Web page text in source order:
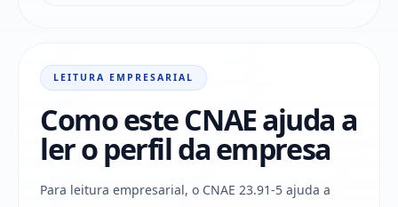
LEITURA EMPRESARIAL
Como este CNAE ajuda a
ler o perfil da empresa
Para leitura empresarial, o CNAE 23.91-5 ajuda a